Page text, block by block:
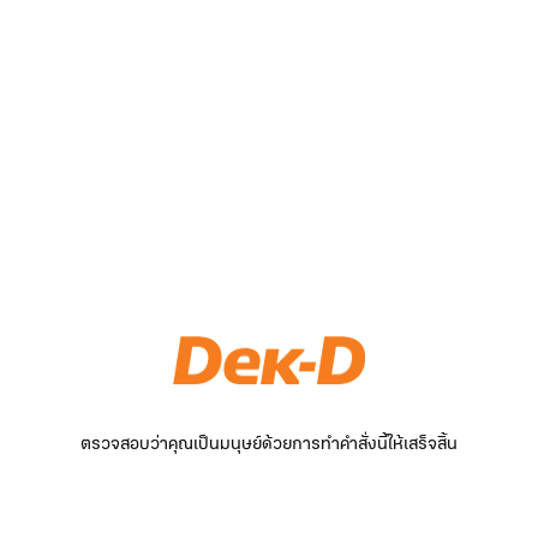
ตรวจสอบว่าคุณเป็นมนุษย์ด้วยการทำคำสั่งนี้ให้เสร็จสิ้น